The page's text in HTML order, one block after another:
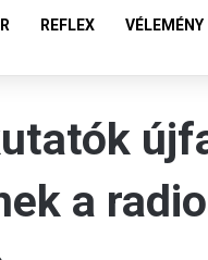
REFLEX VÉLEMÉNY
a